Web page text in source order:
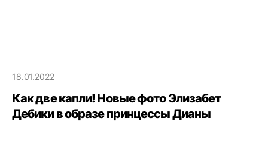
18.01.2022
Как две капли! Новые фото Элизабет
Дебики в образе принцессы Дианы